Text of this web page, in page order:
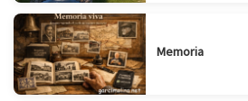
Memoria